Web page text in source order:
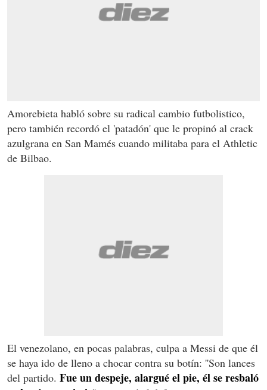
Amorebieta habló sobre su radical cambio futbolistico,
pero también recordó el 'patadón' que le propinó al crack
azulgrana en San Mamés cuando militaba para el Athletic
de Bilbao.
El venezolano, en pocas palabras, culpa a Messi de que él
se haya ido de lleno a chocar contra su botín: ''Son lances
del partido. Fue un despeje, alargué el pie, él se resbaló